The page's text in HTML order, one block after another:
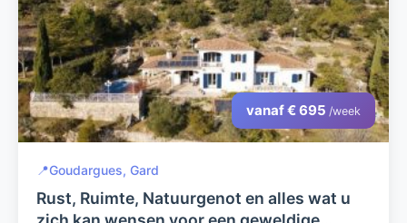
vanaf € 695 /week
📍Goudargues, Gard
Rust, Ruimte, Natuurgenot en alles wat u